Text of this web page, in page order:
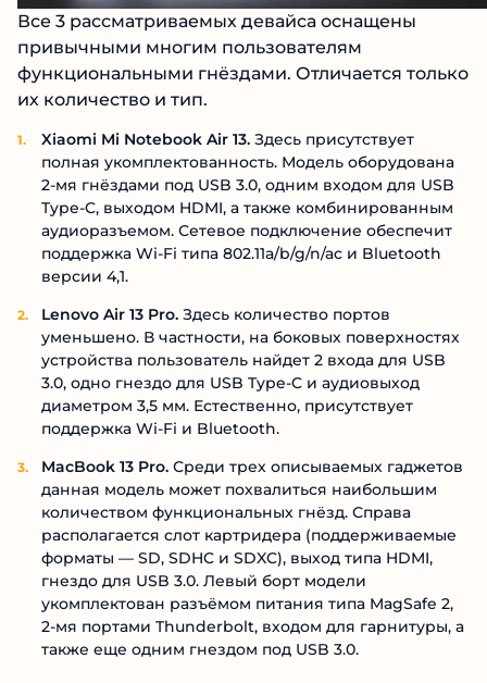
Все 3 рассматриваемых девайса оснащены
привычными многим пользователям
функциональными гнёздами. Отличается только
их количество и тип.
Xiaomi Mi Notebook Air 13. Здесь присутствует
полная укомплектованность. Модель оборудована
2-мя гнёздами под USB 3.0, одним входом для USB
Type-C, выходом HDMI, а также комбинированным
аудиоразъемом. Сетевое подключение обеспечит
поддержка Wi-Fi типа 802.11a/b/g/n/ac и Bluetooth
версии 4,1.
Lenovo Air 13 Pro. Здесь количество портов
уменьшено. В частности, на боковых поверхностях
устройства пользователь найдет 2 входа для USB
3.0, одно гнездо для USB Type-C и аудиовыход
диаметром 3,5 мм. Естественно, присутствует
поддержка Wi-Fi и Bluetooth.
MacBook 13 Pro. Среди трех описываемых гаджетов
данная модель может похвалиться наибольшим
количеством функциональных гнёзд. Справа
располагается слот картридера (поддерживаемые
форматы — SD, SDHC и SDXC), выход типа HDMI,
гнездо для USB 3.0. Левый борт модели
укомплектован разъёмом питания типа MagSafe 2,
2-мя портами Thunderbolt, входом для гарнитуры, а
также еще одним гнездом под USB 3.0.